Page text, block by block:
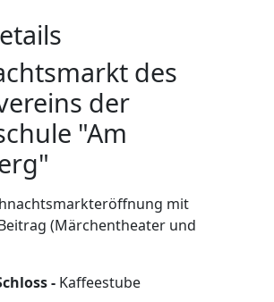
des
der
"Am
mit
(Märchentheater und
- Kaffeestube